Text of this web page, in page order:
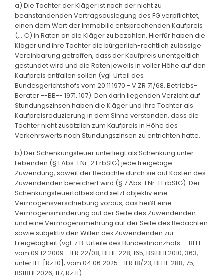
a) Die Tochter der Kläger ist nach der nicht zu
beanstandenden Vertragsauslegung des FG verpflichtet,
einen dem Wert der Immobilie entsprechenden Kaufpreis
(... €) in Raten an die Kläger zu bezahlen. Hierfür haben die
Kläger und ihre Tochter die bürgerlich-rechtlich zulässige
Vereinbarung getroffen, dass der Kaufpreis unentgeltlich
gestundet wird und die Raten jeweils in voller Höhe auf den
Kaufpreis entfallen sollen (vgl. Urteil des
Bundesgerichtshofs vom 20.11.1970 - V ZR 71/68, Betriebs-
Berater --BB-- 1971, 107). Den darin liegenden Verzicht auf
Stundungszinsen haben die Kläger und ihre Tochter als
Kaufpreisreduzierung in dem Sinne verstanden, dass die
Tochter nicht zusätzlich zum Kaufpreis in Höhe des
Verkehrswerts noch Stundungszinsen zu entrichten hatte.
b) Der Schenkungsteuer unterliegt als Schenkung unter
Lebenden (§ 1 Abs. 1 Nr. 2 ErbStG) jede freigebige
Zuwendung, soweit der Bedachte durch sie auf Kosten des
Zuwendenden bereichert wird (§ 7 Abs. 1 Nr. 1 ErbStG). Der
Schenkungsteuertatbestand setzt objektiv eine
Vermögensverschiebung voraus, das heißt eine
Vermögensminderung auf der Seite des Zuwendenden
und eine Vermögensmehrung auf der Seite des Bedachten
sowie subjektiv den Willen des Zuwendenden zur
Freigebigkeit (vgl. z.B. Urteile des Bundesfinanzhofs --BFH--
vom 09.12.2009 - II R 22/08, BFHE 228, 165, BStBl II 2010, 363,
unter II.1. [Rz 10]; vom 04.06.2025 - II R 18/23, BFHE 288, 75,
BStBl II 2026, 117, Rz 11).